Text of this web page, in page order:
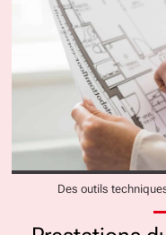
Des outils